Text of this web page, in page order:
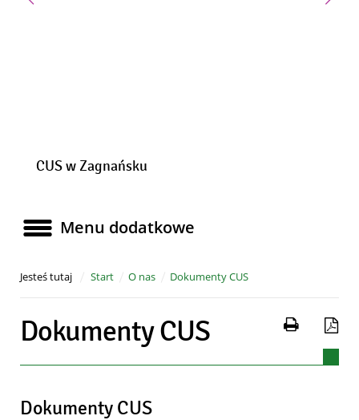
CUS w Zagnańsku
Menu dodatkowe
Menu dodatkowe
Jesteś tutaj Start O nas Dokumenty CUS
Dokumenty CUS
Artykuły
Dokumenty CUS